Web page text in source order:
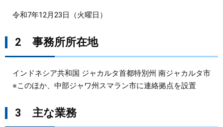
令和7年12月23日（火曜日）
2 事務所所在地
インドネシア共和国 ジャカルタ首都特別州 南ジャカルタ市
※このほか、中部ジャワ州スマラン市に連絡拠点を設置
3 主な業務